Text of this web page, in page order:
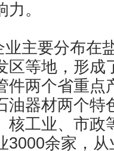
。
主要分布在
区等地，形成
件两个省重点
油器材两个特
核工业、市政
3000余家，